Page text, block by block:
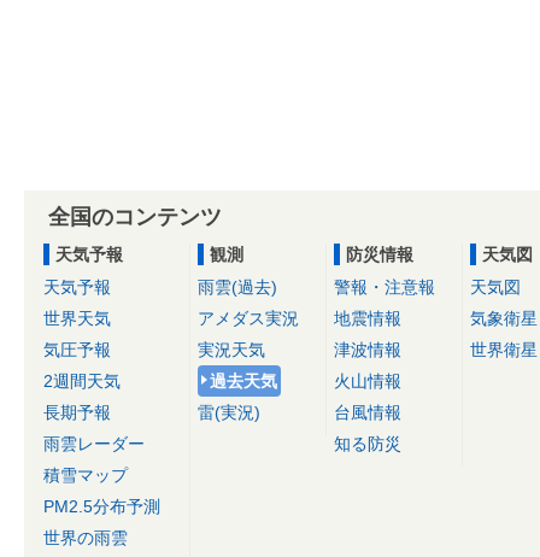
全国のコンテンツ
天気予報
天気予報
世界天気
気圧予報
2週間天気
長期予報
雨雲レーダー
積雪マップ
PM2.5分布予測
世界の雨雲
観測
雨雲(過去)
アメダス実況
実況天気
過去天気
雷(実況)
防災情報
警報・注意報
地震情報
津波情報
火山情報
台風情報
知る防災
天気図
天気図
気象衛星
世界衛星